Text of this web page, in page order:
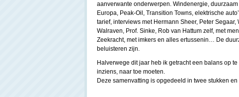
aanverwante onderwerpen. Windenergie,
Europa, Peak-Oil, Transition Towns, elektrische
tarief, interviews met Hermann Sheer, Peter Segaar,
Walraven, Prof. Sinke, Rob van Hattum zelf, met
Zeekracht, met imkers en alles ertussenin… De
beluisteren zijn.
Halverwege dit jaar heb ik getracht een balans op
inziens, naar toe moeten.
Deze samenvatting is opgedeeld in twee stukken